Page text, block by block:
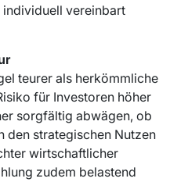
vereinbart
teurer als herkömmliche
für Investoren höher
sorgfältig abwägen, ob
den strategischen Nutzen
wirtschaftlicher
zudem belastend